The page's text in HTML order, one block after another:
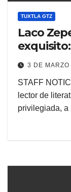
TUXTLA GTZ
Laco
3 DE
STAFF
lector de
privilegiada,